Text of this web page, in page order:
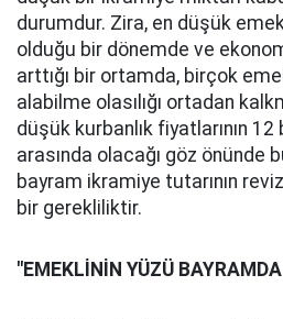
durumdur. Zira, en düşük
olduğu bir dönemde ve
arttığı bir ortamda, birçok
alabilme olasılığı ortadan
düşük kurbanlık fiyatlarının
arasında olacağı göz önünde
bayram ikramiye tutarının
bir gerekliliktir.
"EMEKLİNİN YÜZÜ